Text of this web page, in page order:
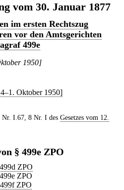
vom 30. Januar 1877
im ersten Rechtszug
vor den Amtsgerichten
499e
1950]
Oktober 1950]
Nr. I.67, 8 Nr. I des Gesetzes vom 12.
§ 499e ZPO
ZPO
ZPO
ZPO